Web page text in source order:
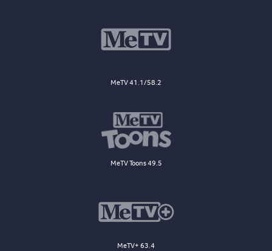
MeTV 41.1/58.2
MeTV Toons 49.5
MeTV+ 63.4